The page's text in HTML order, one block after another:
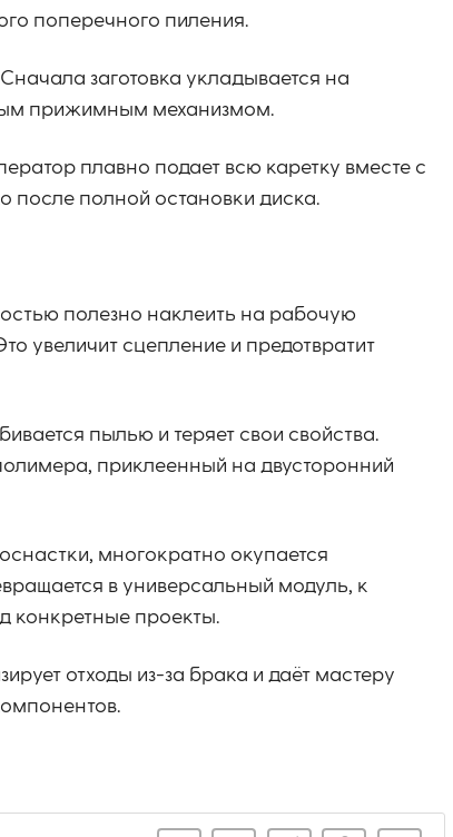
поперечного пиления.
заготовка укладывается на
прижимным механизмом.
плавно подает всю каретку вместе с
после полной остановки диска.
полезно наклеить на рабочую
увеличит сцепление и предотвратит
пылью и теряет свои свойства.
приклеенный на двусторонний
многократно окупается
в универсальный модуль, к
конкретные проекты.
отходы из-за брака и даёт мастеру